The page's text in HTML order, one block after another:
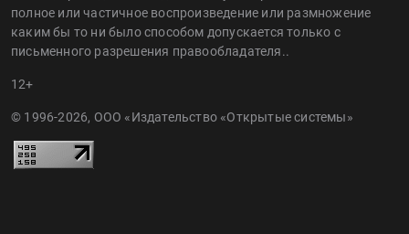
полное или частичное воспроизведение или размножение
каким бы то ни было способом допускается только с
письменного разрешения правообладателя..
12+
© 1996-2026, ООО «Издательство «Открытые системы»